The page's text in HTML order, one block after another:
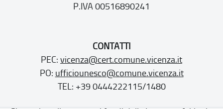
P.IVA 00516890241
CONTATTI
PEC: vicenza@cert.comune.vicenza.it
PO: ufficiounesco@comune.vicenza.it
TEL: +39 0444222115/1480